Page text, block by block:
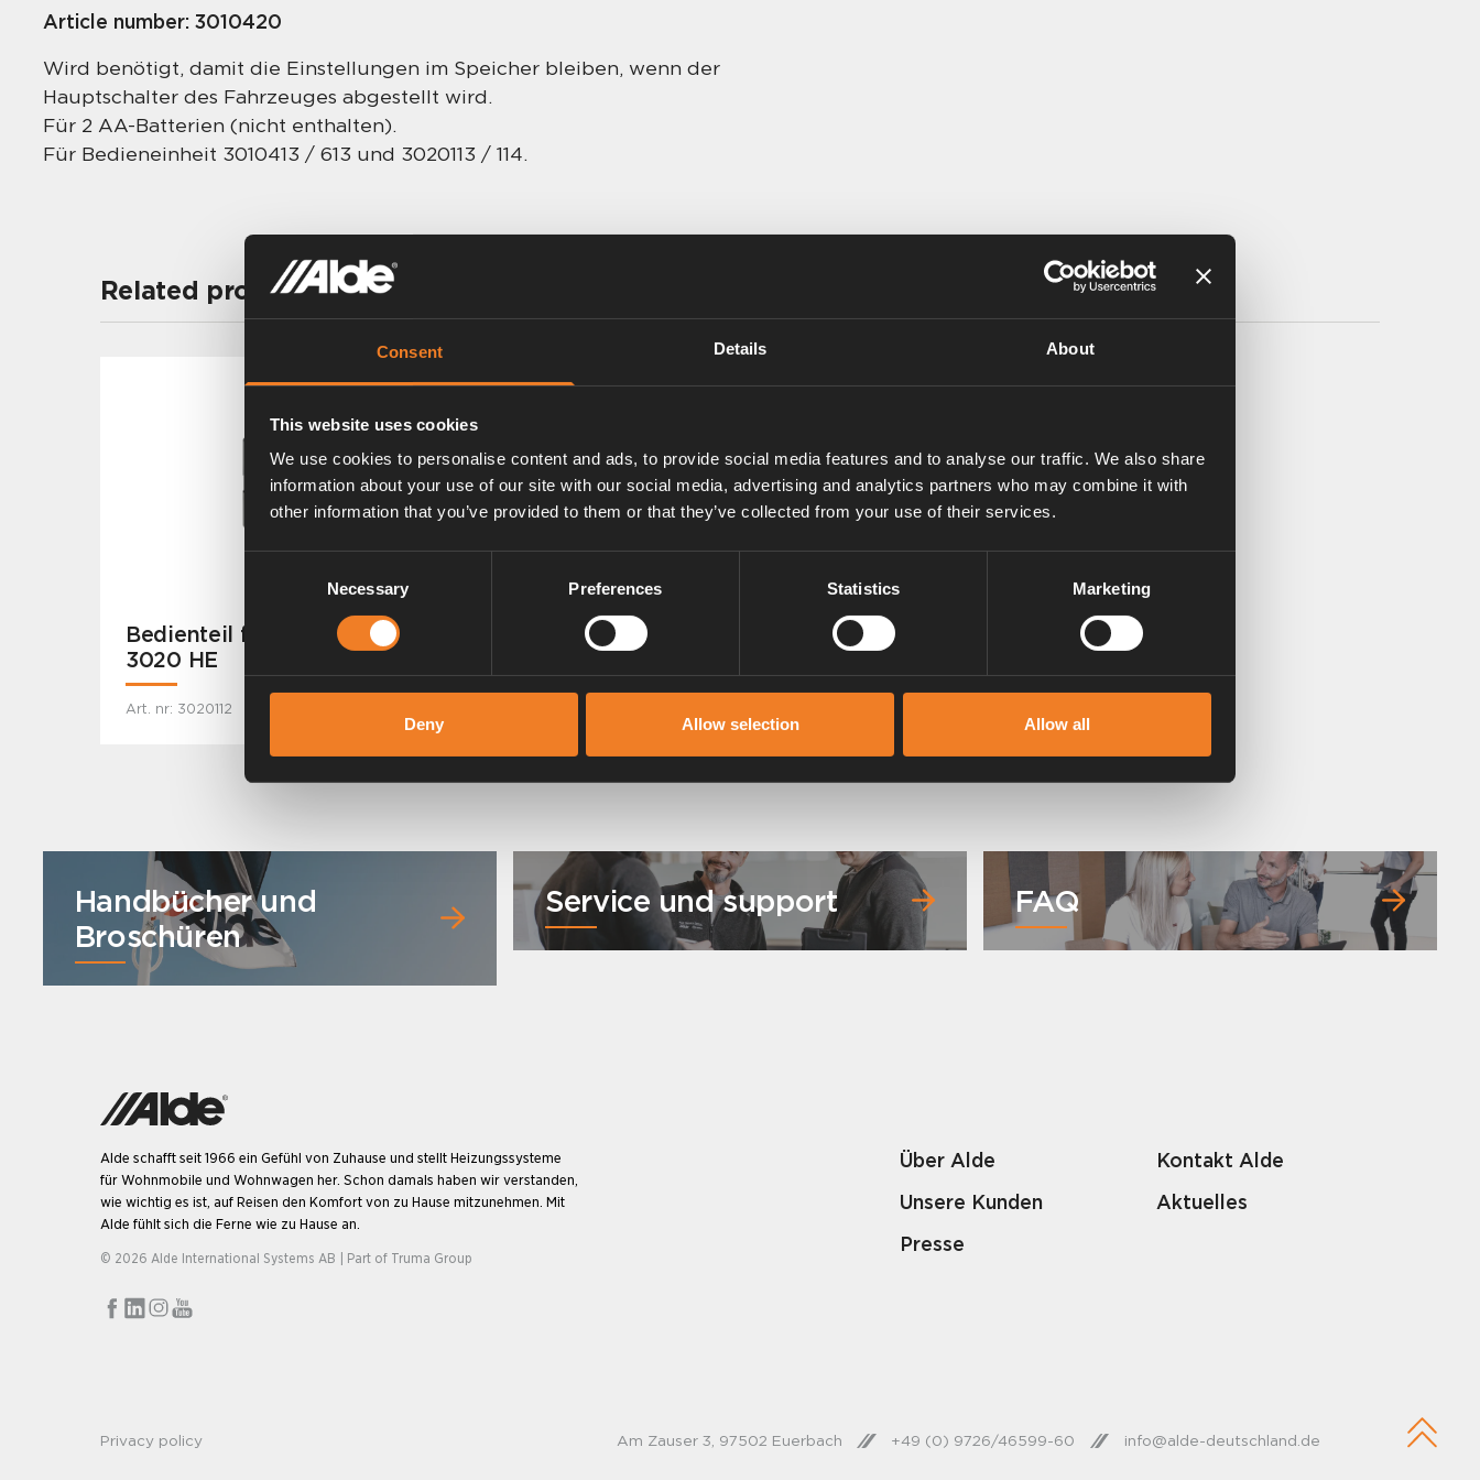
Consent Details About
This website uses cookies
We use cookies to personalise content and ads, to provide social media features and to analyse our traffic. We also share
information about your use of our site with our social media, advertising and analytics partners who may combine it with
other information that you’ve provided to them or that they’ve collected from your use of their services.
Necessary Preferences Statistics Marketing
Deny Allow selection Allow all
Article number: 3010420
Wird benötigt, damit die Einstellungen im Speicher bleiben, wenn der
Hauptschalter des Fahrzeuges abgestellt wird.
Für 2 AA-Batterien (nicht enthalten).
Für Bedieneinheit 3010413 / 613 und 3020113 / 114.
Related products
Bedienteil für Alde Compact
3020 HE
Art. nr: 3020112
Handbücher und
Broschüren
Service und support FAQ
Alde schafft seit 1966 ein Gefühl von Zuhause und stellt Heizungssysteme
für Wohnmobile und Wohnwagen her. Schon damals haben wir verstanden,
wie wichtig es ist, auf Reisen den Komfort von zu Hause mitzunehmen. Mit
Alde fühlt sich die Ferne wie zu Hause an.
© 2026 Alde International Systems AB | Part of Truma Group
Über Alde
Unsere Kunden
Presse
Kontakt Alde
Aktuelles
Privacy policy Am Zauser 3, 97502 Euerbach +49 (0) 9726/46599-60 info@alde-deutschland.de